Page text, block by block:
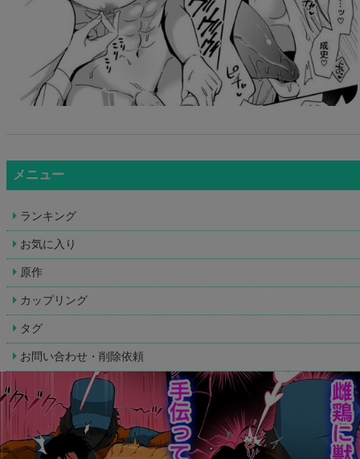
メニュー
ランキング
お気に入り
原作
カップリング
タグ
お問い合わせ・削除依頼